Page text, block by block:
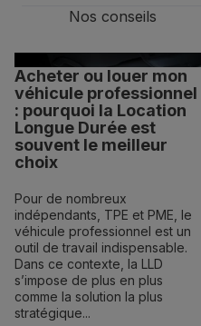
Nos conseils
Acheter ou louer mon
véhicule professionnel
: pourquoi la Location
Longue Durée est
souvent le meilleur
choix
Pour de nombreux
indépendants, TPE et PME, le
véhicule professionnel est un
outil de travail indispensable.
Dans ce contexte, la LLD
s’impose de plus en plus
comme la solution la plus
stratégique...